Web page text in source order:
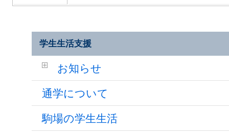
学生生活支援
お知らせ
通学について
駒場の学生生活